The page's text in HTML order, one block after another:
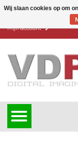
Mijn account
Wij slaan cookies op om